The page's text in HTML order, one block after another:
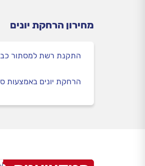
מחירון הרחקת יונים
התקנת רשת למסתור
הרחקת יונים באמצעות